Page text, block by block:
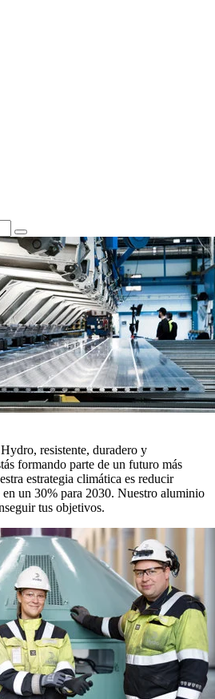
resistente, duradero y
formando parte de un futuro más
estrategia climática es reducir
en un 30% para 2030. Nuestro aluminio
tus objetivos.